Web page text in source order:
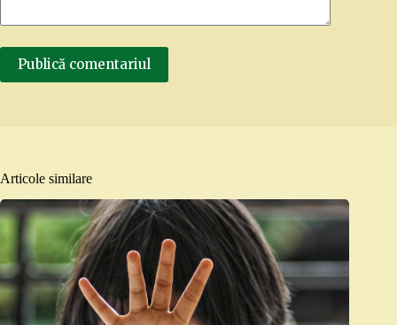
Publică comentariul
Articole similare